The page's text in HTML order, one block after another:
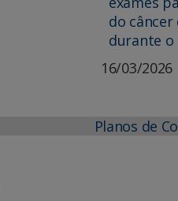
do
durante o
16/03/2026
Planos de